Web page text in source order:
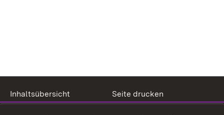
Inhaltsübersicht
Seite drucken